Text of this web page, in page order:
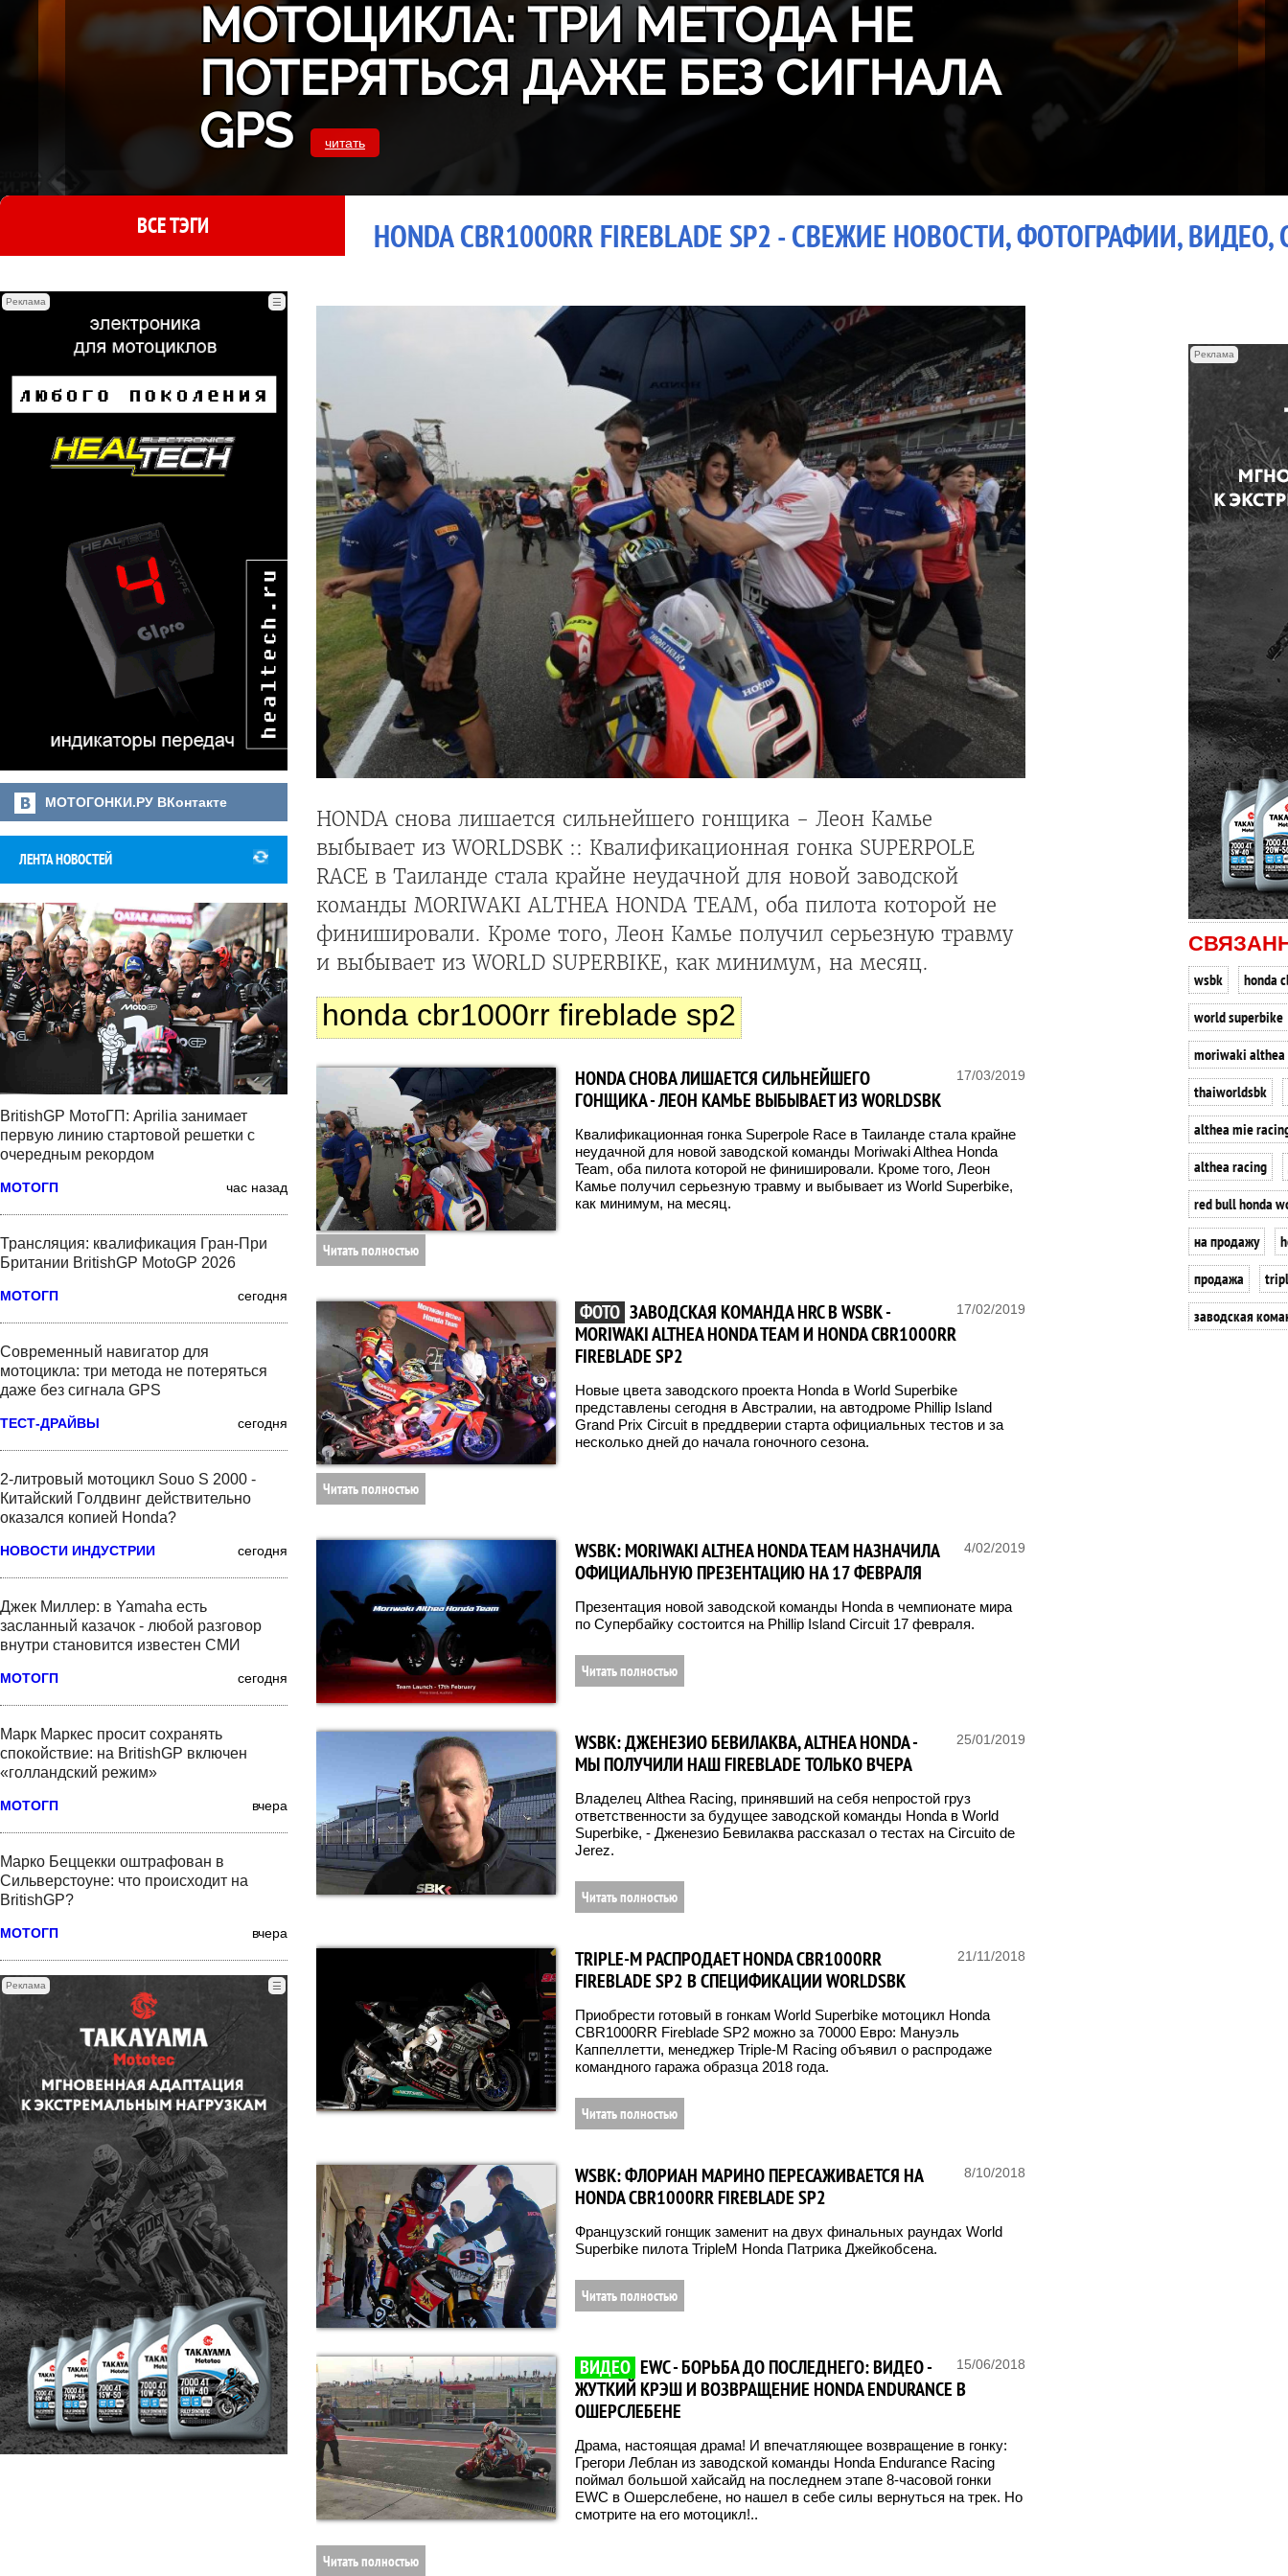
МОТОЦИКЛА: ТРИ МЕТОДА НЕ
ПОТЕРЯТЬСЯ ДАЖЕ БЕЗ СИГНАЛА
GPS
читать
ВСЕ ТЭГИ HONDA CBR1000RR FIREBLADE SP2 - СВЕЖИЕ НОВОСТИ, ФОТОГРАФИИ,
Реклама ☰
МОТОГОНКИ.РУ ВКонтакте
ЛЕНТА НОВОСТЕЙ
BritishGP МотоГП: Aprilia занимает
первую линию стартовой решетки с
очередным рекордом
МОТОГП час назад
Трансляция: квалификация Гран-При
Британии BritishGP MotoGP 2026
МОТОГП сегодня
Современный навигатор для
мотоцикла: три метода не потеряться
даже без сигнала GPS
ТЕСТ-ДРАЙВЫ сегодня
2-литровый мотоцикл Souo S 2000 -
Китайский Голдвинг действительно
оказался копией Honda?
НОВОСТИ ИНДУСТРИИ сегодня
Джек Миллер: в Yamaha есть
засланный казачок - любой разговор
внутри становится известен СМИ
МОТОГП сегодня
Марк Маркес просит сохранять
спокойствие: на BritishGP включен
«голландский режим»
МОТОГП вчера
Марко Беццекки оштрафован в
Сильверстоуне: что происходит на
BritishGP?
МОТОГП вчера
Реклама ☰
HONDA снова лишается сильнейшего гонщика - Леон Камье
выбывает из WORLDSBK :: Квалификационная гонка SUPERPOLE
RACE в Таиланде стала крайне неудачной для новой заводской
команды MORIWAKI ALTHEA HONDA TEAM, оба пилота которой не
финишировали. Кроме того, Леон Камье получил серьезную травму
и выбывает из WORLD SUPERBIKE, как минимум, на месяц.
honda cbr1000rr fireblade sp2
17/03/2019
HONDA СНОВА ЛИШАЕТСЯ СИЛЬНЕЙШЕГО
ГОНЩИКА - ЛЕОН КАМЬЕ ВЫБЫВАЕТ ИЗ WORLDSBK
Квалификационная гонка Superpole Race в Таиланде стала крайне
неудачной для новой заводской команды Moriwaki Althea Honda
Team, оба пилота которой не финишировали. Кроме того, Леон
Камье получил серьезную травму и выбывает из World Superbike,
как минимум, на месяц.
Читать полностью
ФОТО 17/02/2019
ЗАВОДСКАЯ КОМАНДА HRC В WSBK -
MORIWAKI ALTHEA HONDA TEAM И HONDA CBR1000RR
FIREBLADE SP2
Новые цвета заводского проекта Honda в World Superbike
представлены сегодня в Австралии, на автодроме Phillip Island
Grand Prix Circuit в преддверии старта официальных тестов и за
несколько дней до начала гоночного сезона.
Читать полностью
4/02/2019
WSBK: MORIWAKI ALTHEA HONDA TEAM НАЗНАЧИЛА
ОФИЦИАЛЬНУЮ ПРЕЗЕНТАЦИЮ НА 17 ФЕВРАЛЯ
Презентация новой заводской команды Honda в чемпионате мира
по Супербайку состоится на Phillip Island Circuit 17 февраля.
Читать полностью
25/01/2019
WSBK: ДЖЕНЕЗИО БЕВИЛАКВА, ALTHEA HONDA -
МЫ ПОЛУЧИЛИ НАШ FIREBLADE ТОЛЬКО ВЧЕРА
Владелец Althea Racing, принявший на себя непростой груз
ответственности за будущее заводской команды Honda в World
Superbike, - Дженезио Бевилаква рассказал о тестах на Circuito de
Jerez.
Читать полностью
21/11/2018
TRIPLE-M РАСПРОДАЕТ HONDA CBR1000RR
FIREBLADE SP2 В СПЕЦИФИКАЦИИ WORLDSBK
Приобрести готовый в гонкам World Superbike мотоцикл Honda
CBR1000RR Fireblade SP2 можно за 70000 Евро: Мануэль
Каппеллетти, менеджер Triple-M Racing объявил о распродаже
командного гаража образца 2018 года.
Читать полностью
8/10/2018
WSBK: ФЛОРИАН МАРИНО ПЕРЕСАЖИВАЕТСЯ НА
HONDA CBR1000RR FIREBLADE SP2
Французский гонщик заменит на двух финальных раундах World
Superbike пилота TripleM Honda Патрика Джейкобсена.
Читать полностью
ВИДЕО 15/06/2018
EWC - БОРЬБА ДО ПОСЛЕДНЕГО: ВИДЕО -
ЖУТКИЙ КРЭШ И ВОЗВРАЩЕНИЕ HONDA ENDURANCE В
ОШЕРСЛЕБЕНЕ
Драма, настоящая драма! И впечатляющее возвращение в гонку:
Грегори Леблан из заводской команды Honda Endurance Racing
поймал большой хайсайд на последнем этапе 8-часовой гонки
EWC в Ошерслебене, но нашел в себе силы вернуться на трек. Но
смотрите на его мотоцикл!..
Читать полностью
Реклама
wsbk
honda
world superbike
moriwaki althea
thaiworldsbk
althea mie
althea racing
red bull honda
на продажу
продажа
заводская